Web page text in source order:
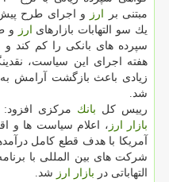
مبتنی بر ارز و اجرای طرح
یك سو التهابات بازارهای ارز
و
سپرده های بانكی را كم كند
هفته اجرای این سیاست،
زیادی باعث بازگشت آرامش به
شد.
رییس كل بانك مركزی افزود:
بازار
ارز ، اعلام سیاست ها و
آمریكا با هدف قطع كامل
شركت های بین المللی با
التهاباتی در بازار ارز شد.